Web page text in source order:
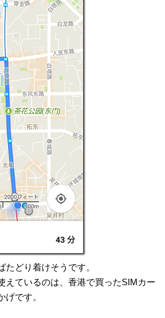
どり着けそうです。
えているのは、香港で買ったSIMカー
げです。